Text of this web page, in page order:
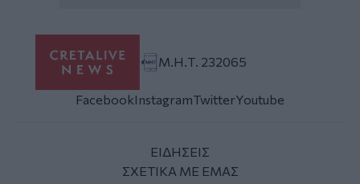
Μ.Η.Τ. 232065
FacebookInstagramTwitterYoutube
ΕΙΔΗΣΕΙΣ
ΣΧΕΤΙΚΑ ΜΕ ΕΜΑΣ